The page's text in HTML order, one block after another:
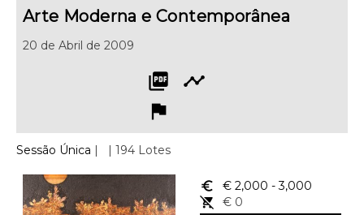
Arte Moderna e Contemporânea
20 de Abril de 2009
picture_as_pdf
timeline
flag
Sessão Única | | 194 Lotes
euro_symbol € 2,000 - 3,000
remove_shopping_cart
€ 0